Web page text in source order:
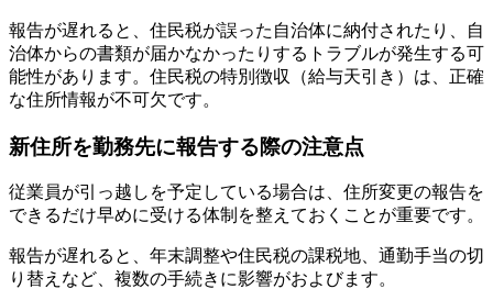
報告が遅れると、住民税が誤った自治体に納付されたり、自
治体からの書類が届かなかったりするトラブルが発生する可
能性があります。住民税の特別徴収（給与天引き）は、正確
な住所情報が不可欠です。
新住所を勤務先に報告する際の注意点
従業員が引っ越しを予定している場合は、住所変更の報告を
できるだけ早めに受ける体制を整えておくことが重要です。
報告が遅れると、年末調整や住民税の課税地、通勤手当の切
り替えなど、複数の手続きに影響がおよびます。